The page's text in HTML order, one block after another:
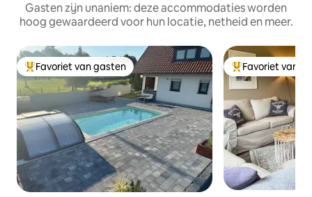
Gasten zijn unaniem: deze accommodaties worden
hoog gewaardeerd voor hun locatie, netheid en meer.
Topfavoriet van gasten
Favoriet van gasten Topfavoriet van
Favoriet van